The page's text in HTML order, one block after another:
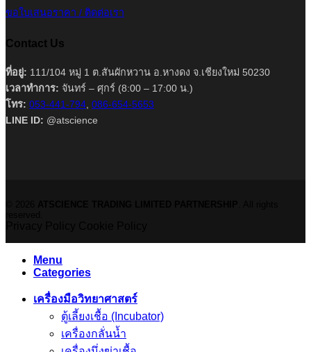
ขอใบเสนอราคา / ติดต่อเรา
Contact Us
ที่อยู่: 111/104 หมู่ 1 ต.สันผักหวาน อ.หางดง จ.เชียงใหม่ 50230
เวลาทำการ: จันทร์ – ศุกร์ (8:00 – 17:00 น.)
โทร: 053-441-794 086-654-5653
LINE ID: @atscience
Menu
Categories
เครื่องมือวิทยาศาสตร์
ตู้เลี้ยงเชื้อ (Incubator)
เครื่องกลั่นน้ำ